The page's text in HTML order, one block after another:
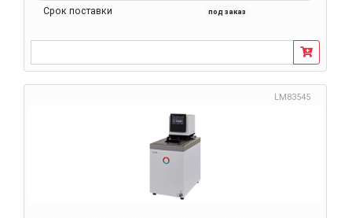
Срок поставки
под заказ
LM83545